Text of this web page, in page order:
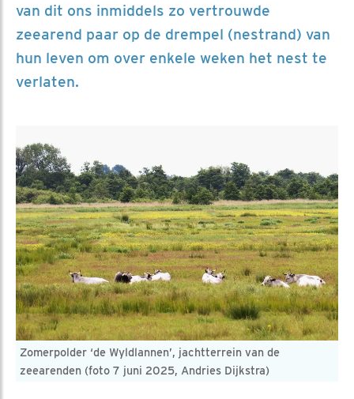
van dit ons inmiddels zo vertrouwde
zeearend paar op de drempel (nestrand) van
hun leven om over enkele weken het nest te
verlaten.
Zomerpolder ‘de Wyldlannen’, jachtterrein van de
zeearenden (foto 7 juni 2025, Andries Dijkstra)